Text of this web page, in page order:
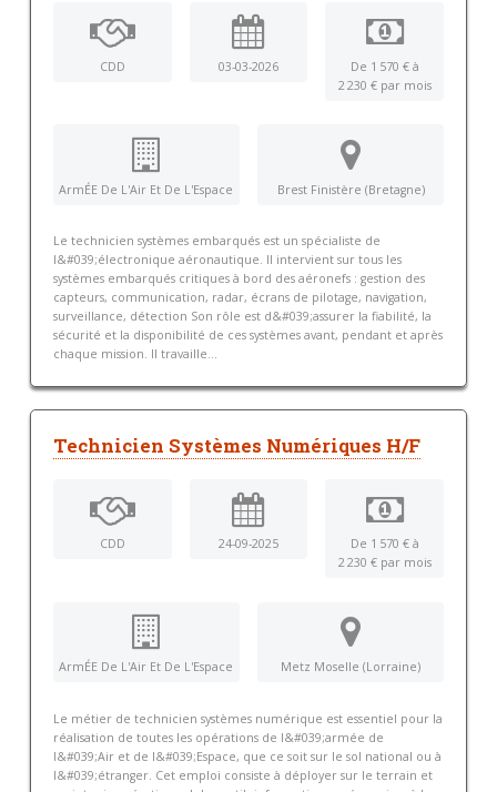
CDD 03-03-2026
De 1 570 € à
2 230 € par mois
ArmÉE De L'Air Et De L'Espace Brest Finistère (Bretagne)
Le technicien systèmes embarqués est un spécialiste de
l&#039;électronique aéronautique. Il intervient sur tous les
systèmes embarqués critiques à bord des aéronefs : gestion des
capteurs, communication, radar, écrans de pilotage, navigation,
surveillance, détection Son rôle est d&#039;assurer la fiabilité, la
sécurité et la disponibilité de ces systèmes avant, pendant et après
chaque mission. Il travaille...
Technicien Systèmes Numériques H/F
CDD 24-09-2025
De 1 570 € à
2 230 € par mois
ArmÉE De L'Air Et De L'Espace Metz Moselle (Lorraine)
Le métier de technicien systèmes numérique est essentiel pour la
réalisation de toutes les opérations de l&#039;armée de
l&#039;Air et de l&#039;Espace, que ce soit sur le sol national ou à
l&#039;étranger. Cet emploi consiste à déployer sur le terrain et